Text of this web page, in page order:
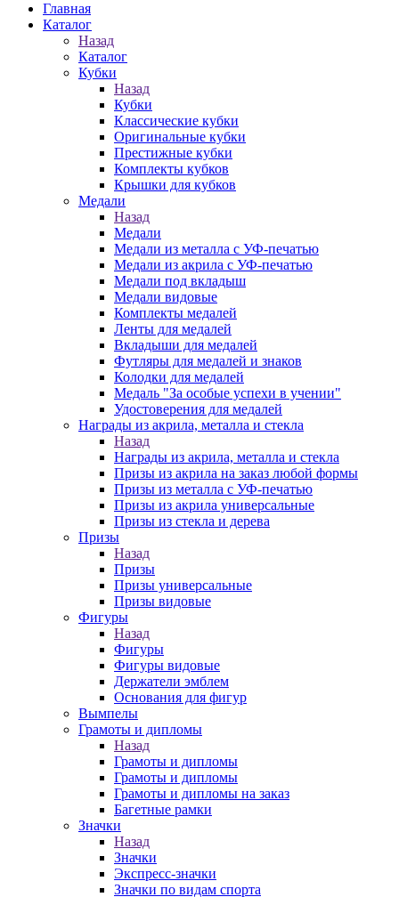
Главная
Каталог
Назад
Каталог
Кубки
Назад
Кубки
Классические кубки
Оригинальные кубки
Престижные кубки
Комплекты кубков
Крышки для кубков
Медали
Назад
Медали
Медали из металла с УФ-печатью
Медали из акрила с УФ-печатью
Медали под вкладыш
Медали видовые
Комплекты медалей
Ленты для медалей
Вкладыши для медалей
Футляры для медалей и знаков
Колодки для медалей
Медаль "За особые успехи в учении"
Удостоверения для медалей
Награды из акрила, металла и стекла
Назад
Награды из акрила, металла и стекла
Призы из акрила на заказ любой формы
Призы из металла с УФ-печатью
Призы из акрила универсальные
Призы из стекла и дерева
Призы
Назад
Призы
Призы универсальные
Призы видовые
Фигуры
Назад
Фигуры
Фигуры видовые
Держатели эмблем
Основания для фигур
Вымпелы
Грамоты и дипломы
Назад
Грамоты и дипломы
Грамоты и дипломы
Грамоты и дипломы на заказ
Багетные рамки
Значки
Назад
Значки
Экспресс-значки
Значки по видам спорта